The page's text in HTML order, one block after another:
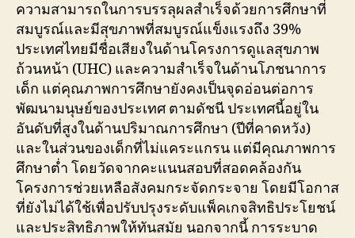
ความสามารถในการบรรลุผลสำเร็จด้วยการศึกษาที่
สมบูรณ์และมีสุขภาพที่สมบูรณ์แข็งแรงถึง 39%
ประเทศไทยมีชื่อเสียงในด้านโครงการดูแลสุขภาพ
ถ้วนหน้า (UHC) และความสำเร็จในด้านโภชนาการ
เด็ก แต่คุณภาพการศึกษายังคงเป็นจุดอ่อนต่อการ
พัฒนามนุษย์ของประเทศ ตามดัชนี ประเทศนี้อยู่ใน
อันดับที่สูงในด้านปริมาณการศึกษา (ปีที่คาดหวัง)
และในส่วนของเด็กที่ไม่แคระแกรน แต่มีคุณภาพการ
ศึกษาต่ำ โดยวัดจากคะแนนสอบที่สอดคล้องกัน
โครงการช่วยเหลือสังคมกระจัดกระจาย โดยมีโอกาส
ที่ยังไม่ได้ใช้เพื่อปรับปรุงระดับแพ็คเกจสิทธิประโยชน์
และประสิทธิภาพให้ทันสมัย นอกจากนี้ การระบาด